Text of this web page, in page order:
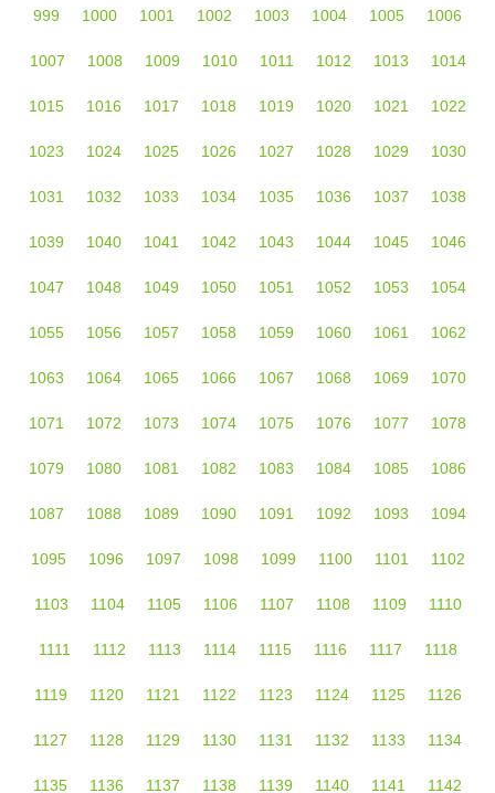
999 1000 1001 1002 1003 1004 1005 1006
1007 1008 1009 1010 1011 1012 1013 1014
1015 1016 1017 1018 1019 1020 1021 1022
1023 1024 1025 1026 1027 1028 1029 1030
1031 1032 1033 1034 1035 1036 1037 1038
1039 1040 1041 1042 1043 1044 1045 1046
1047 1048 1049 1050 1051 1052 1053 1054
1055 1056 1057 1058 1059 1060 1061 1062
1063 1064 1065 1066 1067 1068 1069 1070
1071 1072 1073 1074 1075 1076 1077 1078
1079 1080 1081 1082 1083 1084 1085 1086
1087 1088 1089 1090 1091 1092 1093 1094
1095 1096 1097 1098 1099 1100 1101 1102
1103 1104 1105 1106 1107 1108 1109 1110
1111 1112 1113 1114 1115 1116 1117 1118
1119 1120 1121 1122 1123 1124 1125 1126
1127 1128 1129 1130 1131 1132 1133 1134
1135 1136 1137 1138 1139 1140 1141 1142